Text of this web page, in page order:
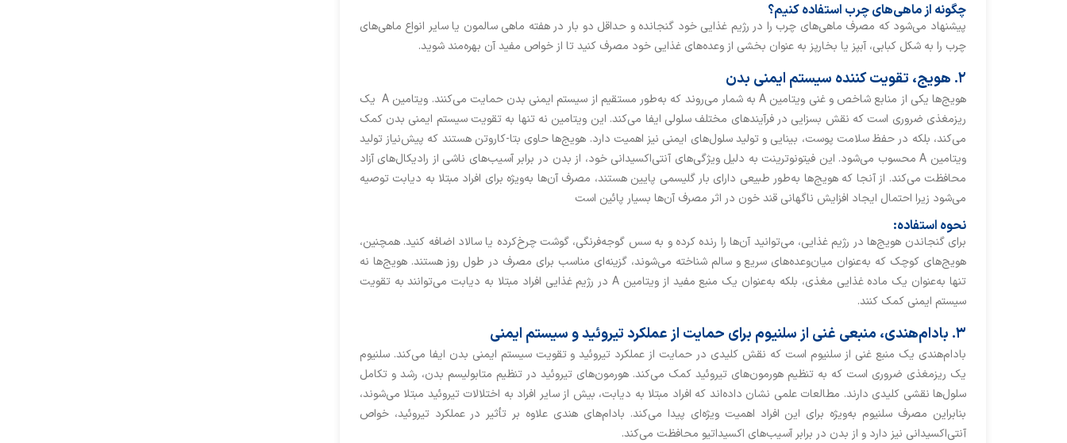
چگونه از ماهی‌های چرب استفاده کنیم؟
پیشنهاد می‌شود که مصرف ماهی‌های چرب را در رژیم غذایی خود گنجانده و حداقل دو بار در هفته ماهی سالمون یا سایر انواع ماهی‌های
چرب را به شکل کبابی، آبپز یا بخارپز به عنوان بخشی از وعده‌های غذایی خود مصرف کنید تا از خواص مفید آن بهره‌مند شوید.
۲. هویج‌، تقویت کننده سیستم ایمنی بدن
هویج‌ها یکی از منابع شاخص و غنی ویتامین A به شمار می‌روند که به‌طور مستقیم از سیستم ایمنی بدن حمایت می‌کنند. ویتامین A یک
ریزمغذی ضروری است که نقش بسزایی در فرآیندهای مختلف سلولی ایفا می‌کند. این ویتامین نه تنها به تقویت سیستم ایمنی بدن کمک
می‌کند، بلکه در حفظ سلامت پوست، بینایی و تولید سلول‌های ایمنی نیز اهمیت دارد. هویج‌ها حاوی بتا-کاروتن هستند که پیش‌نیاز تولید
ویتامین A محسوب می‌شود. این فیتونوترینت به دلیل ویژگی‌های آنتی‌اکسیدانی خود، از بدن در برابر آسیب‌های ناشی از رادیکال‌های آزاد
محافظت می‌کند. از آنجا که هویج‌ها به‌طور طبیعی دارای بار گلیسمی پایین هستند، مصرف آن‌ها به‌ویژه برای افراد مبتلا به دیابت توصیه
می‌شود زیرا احتمال ایجاد افزایش ناگهانی قند خون در اثر مصرف آن‌ها بسیار پائین است
نحوه استفاده:
برای گنجاندن هویج‌ها در رژیم غذایی، می‌توانید آن‌ها را رنده کرده و به سس گوجه‌فرنگی، گوشت چرخ‌کرده یا سالاد اضافه کنید. همچنین،
هویج‌های کوچک که به‌عنوان میان‌وعده‌های سریع و سالم شناخته می‌شوند، گزینه‌ای مناسب برای مصرف در طول روز هستند. هویج‌ها نه
تنها به‌عنوان یک ماده غذایی مغذی، بلکه به‌عنوان یک منبع مفید از ویتامین A در رژیم غذایی افراد مبتلا به دیابت می‌توانند به تقویت
سیستم ایمنی کمک کنند.
۳. بادام‌هندی، منبعی غنی از سلنیوم برای حمایت از عملکرد تیروئید و سیستم ایمنی
بادام‌هندی یک منبع غنی از سلنیوم است که نقش کلیدی در حمایت از عملکرد تیروئید و تقویت سیستم ایمنی بدن ایفا می‌کند. سلنیوم
یک ریزمغذی ضروری است که به تنظیم هورمون‌های تیروئید کمک می‌کند. هورمون‌های تیروئید در تنظیم متابولیسم بدن، رشد و تکامل
سلول‌ها نقشی کلیدی دارند. مطالعات علمی نشان داده‌اند که افراد مبتلا به دیابت، بیش از سایر افراد به اختلالات تیروئید مبتلا می‌شوند،
بنابراین مصرف سلنیوم به‌ویژه برای این افراد اهمیت ویژه‌ای پیدا می‌کند. بادام‌های هندی علاوه بر تأثیر در عملکرد تیروئید، خواص
آنتی‌اکسیدانی نیز دارد و از بدن در برابر آسیب‌های اکسیداتیو محافظت می‌کند.